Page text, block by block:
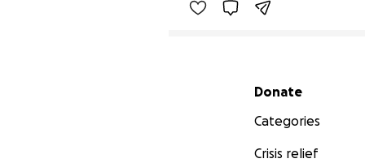
Secondary menu
Donate
Categories
Crisis relief